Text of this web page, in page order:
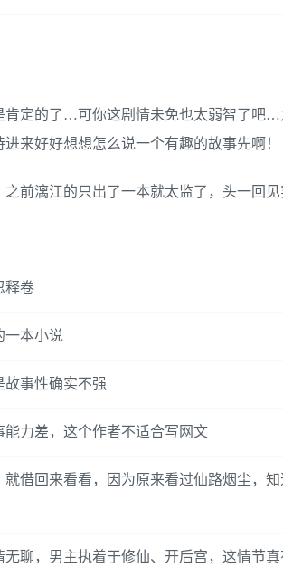
肯定的了…可你这剧情未免也太弱智了吧
来好好想想怎么说一个有趣的故事先啊！
前漓江的只出了一本就太监了，头一回
释卷
一本小说
故事性确实不强
能力差，这个作者不适合写网文
就借回来看看，因为原来看过仙路烟尘，
无聊，男主执着于修仙、开后宫，这情节